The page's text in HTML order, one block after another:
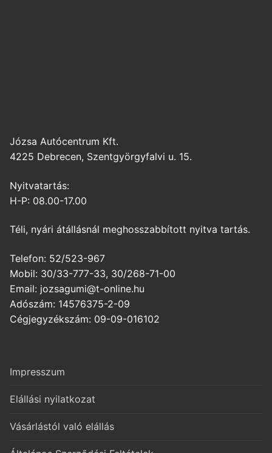
Józsa Autócentrum Kft.
4225 Debrecen, Szentgyörgyfalvi u. 15.
Nyitvatartás:
H-P: 08.00-17.00
Téli, nyári átállásnál meghosszabbított nyitva tartás.
Telefon: 52/523-967
Mobil: 30/33-777-33, 30/268-71-00
Email: jozsagumi@t-online.hu
Adószám: 14576375-2-09
Cégjegyzékszám: 09-09-016102
Impresszum
Elállási nyilatkozat
Vásárlástól való elállás